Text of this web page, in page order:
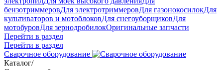
бензотриммеровДля электротриммеровДля газонокосилокДля
культиваторов и мотоблоковДля снегоуборщиковДля
мотобуровДля зернодробилокОригинальные запчасти
Перейти в раздел
Перейти в раздел
Сварочное оборудование
Каталог/